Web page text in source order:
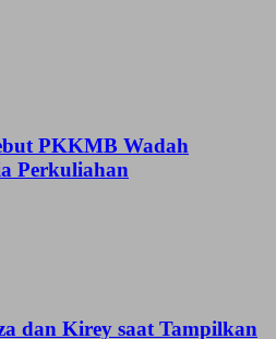
PKKMB Wadah
Perkuliahan
dan Kirey saat Tampilkan